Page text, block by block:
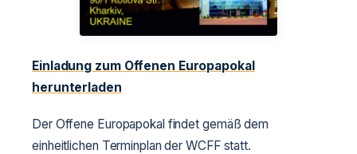
Einladung zum Offenen Europapokal
herunterladen
Der Offene Europapokal findet gemäß dem
einheitlichen Terminplan der WCFF statt.